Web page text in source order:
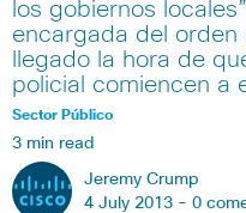
los gobiernos
encargada del
llegado la hora de
policial comiencen a
Sector Público
3 min read
Jeremy Crump
4 July 2013 - 0